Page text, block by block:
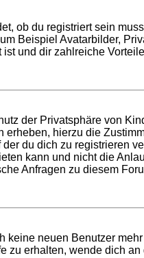
ob du registriert sein
Beispiel Avatarbilder,
und dir zahlreiche
der Privatsphäre von
hierzu die
du dich zu registrieren
kann und nicht die
Anfragen zu diesem
neuen Benutzer
zu erhalten, wende dich